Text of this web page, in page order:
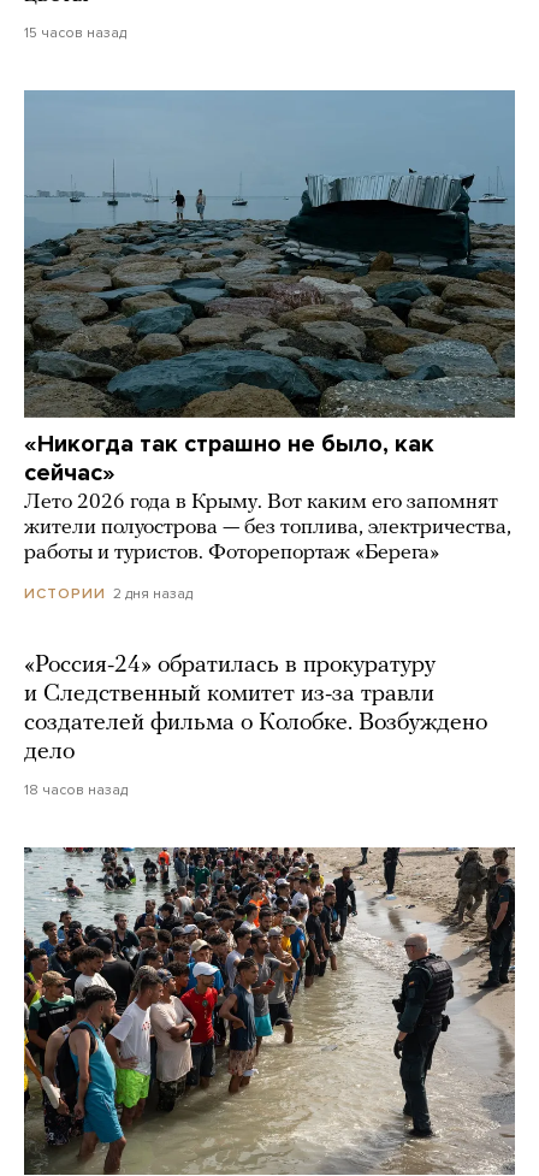
15 часов назад
«Никогда так страшно не было, как
сейчас»
Лето 2026 года в Крыму. Вот каким его запомнят
жители полуострова — без топлива, электричества,
работы и туристов. Фоторепортаж «Берега»
ИСТОРИИ 2 дня назад
«Россия-24» обратилась в прокуратуру
и Следственный комитет из-за травли
создателей фильма о Колобке. Возбуждено
дело
18 часов назад